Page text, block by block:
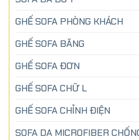
GHẾ SOFA PHÒNG KHÁCH
GHẾ SOFA BĂNG
GHẾ SOFA ĐƠN
GHẾ SOFA CHỮ L
GHẾ SOFA CHỈNH ĐIỆN
SOFA DA MICROFIBER